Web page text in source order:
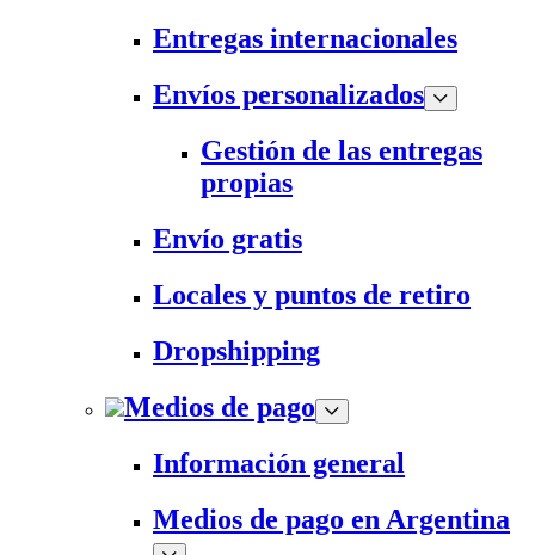
Entregas internacionales
Envíos personalizados
Gestión de las entregas
propias
Envío gratis
Locales y puntos de retiro
Dropshipping
Medios de pago
Información general
Medios de pago en Argentina